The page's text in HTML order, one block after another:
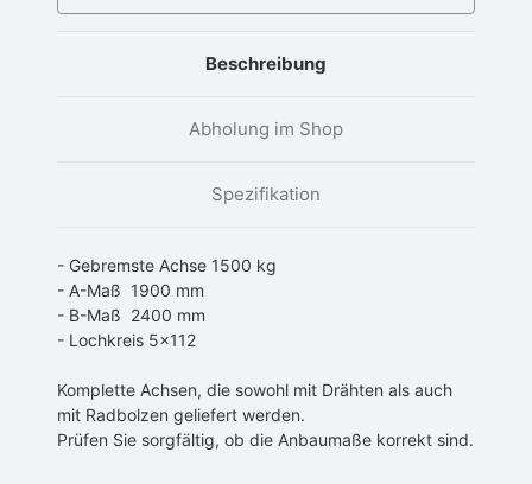
Beschreibung
Abholung im Shop
Spezifikation
- Gebremste Achse 1500 kg
- A-Maß 1900 mm
- B-Maß 2400 mm
- Lochkreis 5×112
Komplette Achsen, die sowohl mit Drähten als auch
mit Radbolzen geliefert werden.
Prüfen Sie sorgfältig, ob die Anbaumaße korrekt sind.